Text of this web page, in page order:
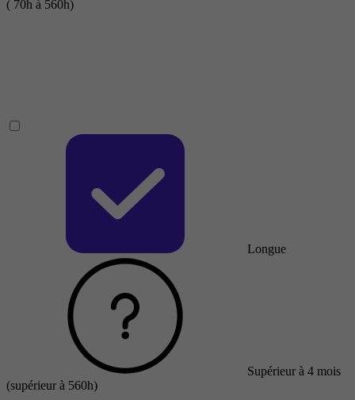
( 70h à 560h)
Longue
Supérieur à 4 mois
(supérieur à 560h)